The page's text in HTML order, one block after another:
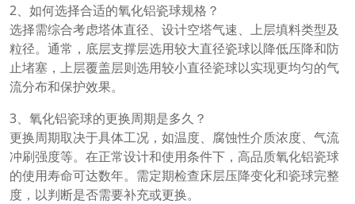
2、如何选择合适的氧化铝瓷球规格？
选择需综合考虑塔体直径、设计空塔气速、上层填料类型及
粒径。通常，底层支撑层选用较大直径瓷球以降低压降和防
止堵塞，上层覆盖层则选用较小直径瓷球以实现更均匀的气
流分布和保护效果。
3、氧化铝瓷球的更换周期是多久？
更换周期取决于具体工况，如温度、腐蚀性介质浓度、气流
冲刷强度等。在正常设计和使用条件下，高品质氧化铝瓷球
的使用寿命可达数年。需定期检查床层压降变化和瓷球完整
度，以判断是否需要补充或更换。